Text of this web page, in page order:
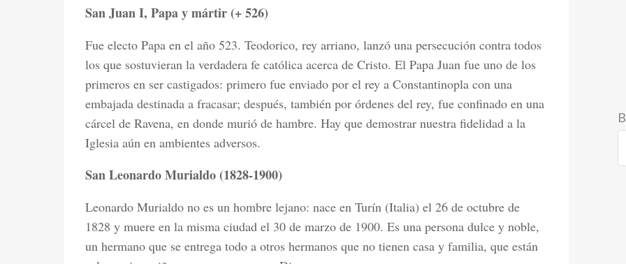
San Juan I, Papa y mártir (+ 526)
Fue electo Papa en el año 523. Teodorico, rey arriano, lanzó una persecución contra todos
los que sostuvieran la verdadera fe católica acerca de Cristo. El Papa Juan fue uno de los
primeros en ser castigados: primero fue enviado por el rey a Constantinopla con una
embajada destinada a fracasar; después, también por órdenes del rey, fue confinado en una
cárcel de Ravena, en donde murió de hambre. Hay que demostrar nuestra fidelidad a la
Iglesia aún en ambientes adversos.
San Leonardo Murialdo (1828-1900)
Leonardo Murialdo no es un hombre lejano: nace en Turín (Italia) el 26 de octubre de
1828 y muere en la misma ciudad el 30 de marzo de 1900. Es una persona dulce y noble,
un hermano que se entrega todo a otros hermanos que no tienen casa y familia, que están